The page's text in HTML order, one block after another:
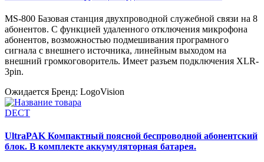
MS-800 Базовая станция двухпроводной служебной связи на 8
абонентов. С функцией удаленного отключения микрофона
абонентов, возможностью подмешивания програмного
сигнала с внешнего источника, линейным выходом на
внешний громкоговоритель. Имеет разъем подключения XLR-
3pin.
Ожидается Бренд: LogoVision
DECT
UltraPAK Компактный поясной беспроводной абонентский
блок. В комплекте аккумуляторная батарея.